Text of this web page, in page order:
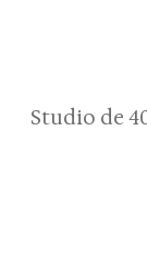
Studio de